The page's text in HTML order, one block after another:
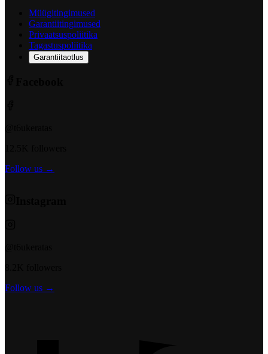
Müügitingimused
Garantiitingimused
Privaatsuspoliitika
Tagastuspoliitika
Garantiitaotlus
Follow us →
Follow us →